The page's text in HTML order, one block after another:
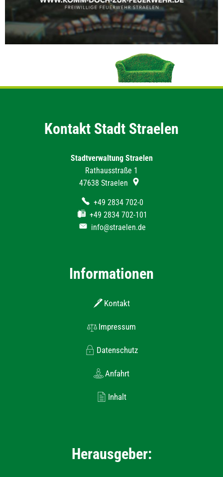
Kontakt Stadt Straelen
Stadtverwaltung Straelen
Rathausstraße 1
47638 Straelen
+49 2834 702-0
+49 2834 702-101
info@straelen.de
Informationen
Kontakt
Impressum
Datenschutz
Anfahrt
Inhalt
Herausgeber: